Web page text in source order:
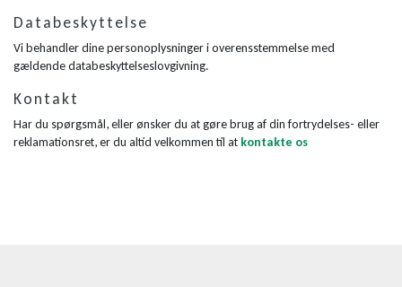
Databeskyttelse
Vi behandler dine personoplysninger i overensstemmelse med
gældende databeskyttelseslovgivning.
Kontakt
Har du spørgsmål, eller ønsker du at gøre brug af din fortrydelses- eller
reklamationsret, er du altid velkommen til at kontakte os